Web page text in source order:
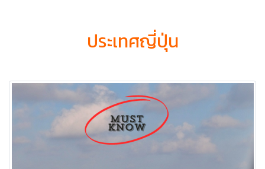
ประเทศญี่ปุ่น